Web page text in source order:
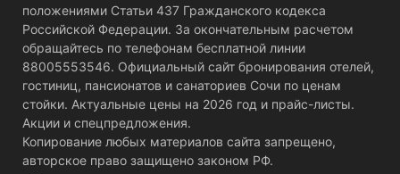
положениями Статьи 437 Гражданского кодекса
Российской Федерации. За окончательным расчетом
обращайтесь по телефонам бесплатной линии
88005553546. Официальный сайт бронирования отелей,
гостиниц, пансионатов и санаториев Сочи по ценам
стойки. Актуальные цены на 2026 год и прайс-листы.
Акции и спецпредложения.
Копирование любых материалов сайта запрещено,
авторское право защищено законом РФ.